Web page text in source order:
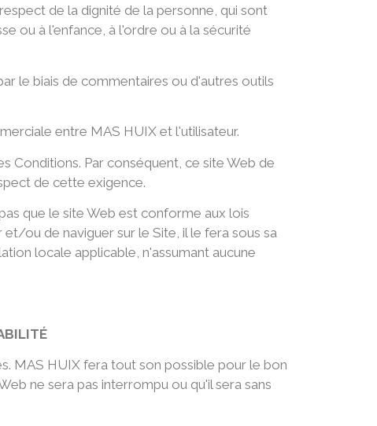
de la dignité de la personne, qui sont
ou à l'enfance, à l'ordre ou à la sécurité
le biais de commentaires ou d'autres outils
entre MAS HUIX et l'utilisateur.
Conditions. Par conséquent, ce site Web de
de cette exigence.
que le site Web est conforme aux lois
ou de naviguer sur le Site, il le fera sous sa
locale applicable, n'assumant aucune
MAS HUIX fera tout son possible pour le bon
ne sera pas interrompu ou qu'il sera sans